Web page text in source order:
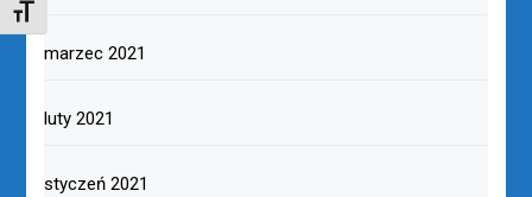
TOGGLE FONT SIZE
marzec 2021
luty 2021
styczeń 2021